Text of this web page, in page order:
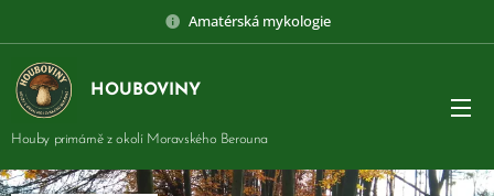
Amatérská mykologie
HOUBOVINY
Houby primárně z okolí Moravského Berouna